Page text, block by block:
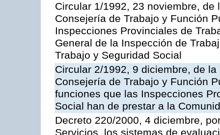
Circular 1/1992, 23 noviembre,
Consejería de Trabajo y Función
Inspecciones Provinciales de
General de la Inspección de
Trabajo y Seguridad Social
Circular 2/1992, 9 diciembre, de
Consejería de Trabajo y Función
funciones que las Inspecciones
Social han de prestar a la
Decreto 220/2000, 4 diciembre,